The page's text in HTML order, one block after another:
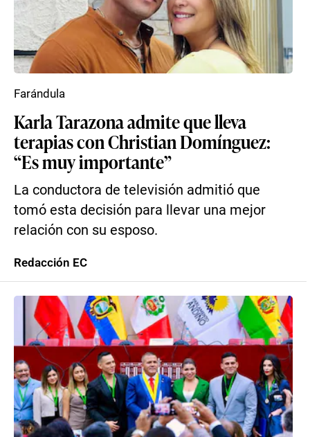
Karla Tarazona admite que lleva
terapias con Christian Domínguez:
“Es muy importante”
La conductora de televisión admitió que
tomó esta decisión para llevar una mejor
relación con su esposo.
Farándula
Redacción EC